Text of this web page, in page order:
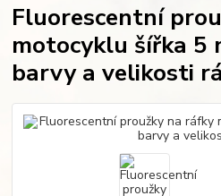
Fluorescentní
motocyklu šířka 5
barvy a velikosti